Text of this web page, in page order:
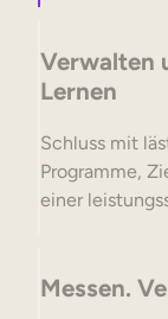
Verwalten
Lernen
Schluss mit
Programme,
einer
Messen.